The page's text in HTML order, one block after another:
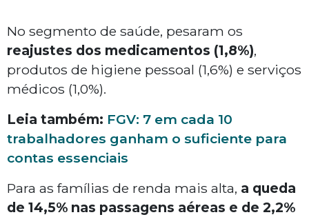
No segmento de saúde, pesaram os
reajustes dos medicamentos (1,8%),
produtos de higiene pessoal (1,6%) e serviços
médicos (1,0%).
Leia também: FGV: 7 em cada 10
trabalhadores ganham o suficiente para
contas essenciais
Para as famílias de renda mais alta, a queda
de 14,5% nas passagens aéreas e de 2,2%